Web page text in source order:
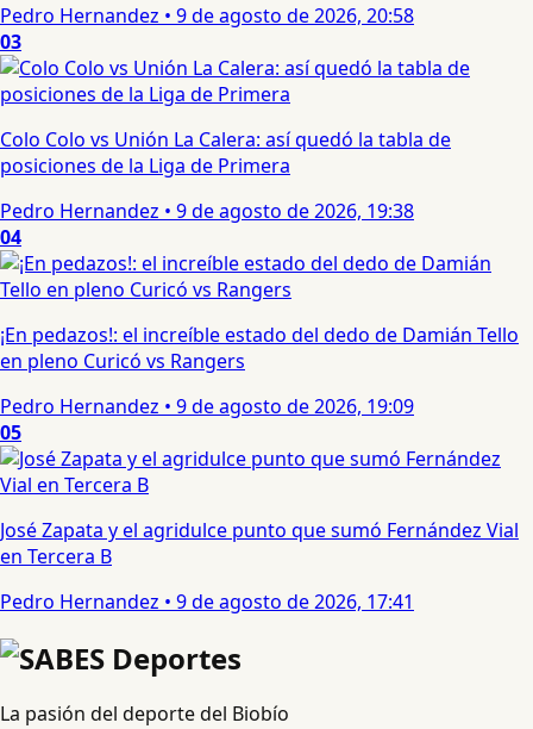
Pedro Hernandez • 9 de agosto de 2026, 20:58
03
Colo Colo vs Unión La Calera: así quedó la tabla de
posiciones de la Liga de Primera
Pedro Hernandez • 9 de agosto de 2026, 19:38
04
¡En pedazos!: el increíble estado del dedo de Damián Tello
en pleno Curicó vs Rangers
Pedro Hernandez • 9 de agosto de 2026, 19:09
05
José Zapata y el agridulce punto que sumó Fernández Vial
en Tercera B
Pedro Hernandez • 9 de agosto de 2026, 17:41
La pasión del deporte del Biobío